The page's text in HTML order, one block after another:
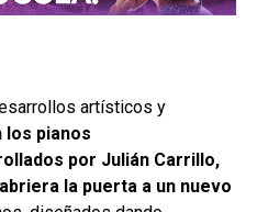
ley, y por lo tanto tienen
muy importantes en
en grupos
mencionaba antes, el
técnicas para hacerlo. Por
como Fundar, Insyde,
Mexicanos Primero,
artísticos y
los pianos
por Julián Carrillo,
la puerta a un nuevo